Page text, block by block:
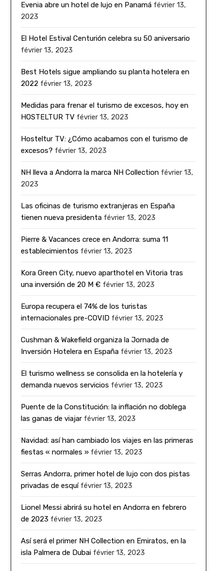
Evenia abre un hotel de lujo en Panamá février 13,
2023
El Hotel Estival Centurión celebra su 50 aniversario
février 13, 2023
Best Hotels sigue ampliando su planta hotelera en
2022 février 13, 2023
Medidas para frenar el turismo de excesos, hoy en
HOSTELTUR TV février 13, 2023
Hosteltur TV: ¿Cómo acabamos con el turismo de
excesos? février 13, 2023
NH lleva a Andorra la marca NH Collection février 13,
2023
Las oficinas de turismo extranjeras en España
tienen nueva presidenta février 13, 2023
Pierre & Vacances crece en Andorra: suma 11
establecimientos février 13, 2023
Kora Green City, nuevo aparthotel en Vitoria tras
una inversión de 20 M € février 13, 2023
Europa recupera el 74% de los turistas
internacionales pre-COVID février 13, 2023
Cushman & Wakefield organiza la Jornada de
Inversión Hotelera en España février 13, 2023
El turismo wellness se consolida en la hotelería y
demanda nuevos servicios février 13, 2023
Puente de la Constitución: la inflación no doblega
las ganas de viajar février 13, 2023
Navidad: así han cambiado los viajes en las primeras
fiestas « normales » février 13, 2023
Serras Andorra, primer hotel de lujo con dos pistas
privadas de esquí février 13, 2023
Lionel Messi abrirá su hotel en Andorra en febrero
de 2023 février 13, 2023
Así será el primer NH Collection en Emiratos, en la
isla Palmera de Dubai février 13, 2023